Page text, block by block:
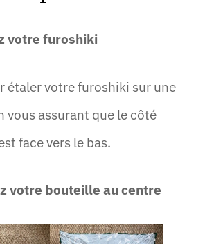
votre furoshiki
étaler votre furoshiki sur une
vous assurant que le côté
face vers le bas.
votre bouteille au centre